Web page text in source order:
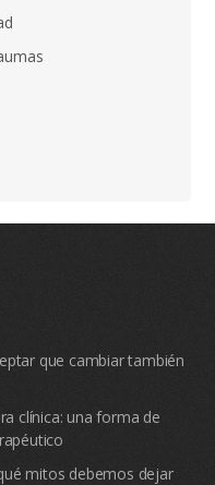
que cambiar también
clínica: una forma de
mitos debemos dejar